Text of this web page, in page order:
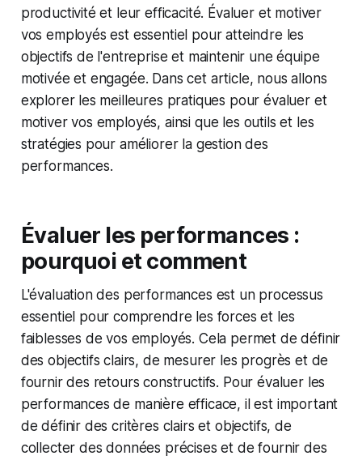
productivité et leur efficacité. Évaluer et motiver
vos employés est essentiel pour atteindre les
objectifs de l'entreprise et maintenir une équipe
motivée et engagée. Dans cet article, nous allons
explorer les meilleures pratiques pour évaluer et
motiver vos employés, ainsi que les outils et les
stratégies pour améliorer la gestion des
performances.
Évaluer les performances :
pourquoi et comment
L'évaluation des performances est un processus
essentiel pour comprendre les forces et les
faiblesses de vos employés. Cela permet de définir
des objectifs clairs, de mesurer les progrès et de
fournir des retours constructifs. Pour évaluer les
performances de manière efficace, il est important
de définir des critères clairs et objectifs, de
collecter des données précises et de fournir des